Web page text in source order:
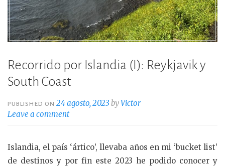
Recorrido por Islandia (I): Reykjavik y
South Coast
PUBLISHED ON24 agosto, 2023 byVictor
Leave a comment
Islandia, el país ‘ártico’, llevaba años en mi ‘bucket list’
de destinos y por fin este 2023 he podido conocer y